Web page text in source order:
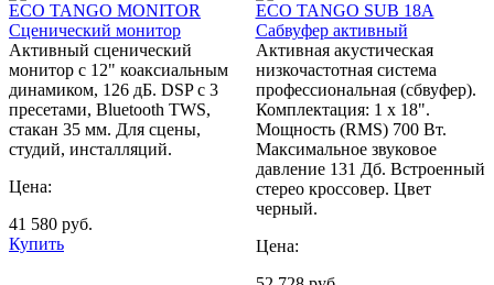
ECO TANGO MONITOR
Сценический монитор
Активный сценический
монитор с 12" коаксиальным
динамиком, 126 дБ. DSP с 3
пресетами, Bluetooth TWS,
стакан 35 мм. Для сцены,
студий, инсталляций.
Цена:
41 580 руб.
Купить
ECO TANGO SUB 18А
Сабвуфер активный
Активная акустическая
низкочастотная система
профессиональная (сбвуфер).
Комплектация: 1 x 18".
Мощность (RMS) 700 Вт.
Максимальное звуковое
давление 131 Дб. Встроенный
стерео кроссовер. Цвет
черный.
Цена: